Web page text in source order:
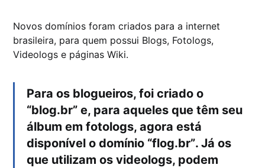
Novos domínios foram criados para a internet
brasileira, para quem possui Blogs, Fotologs,
Videologs e páginas Wiki.
Para os blogueiros, foi criado o
“blog.br” e, para aqueles que têm seu
álbum em fotologs, agora está
disponível o domínio “flog.br”. Já os
que utilizam os videologs, podem